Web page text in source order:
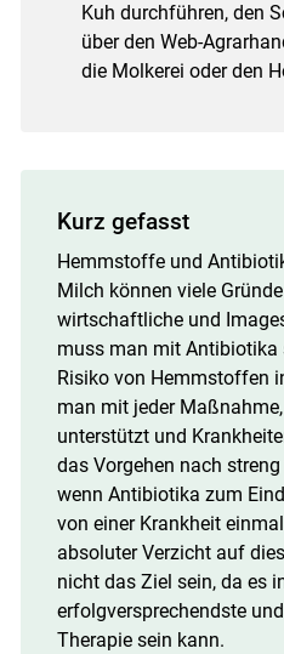
Kuh durchführen, den
über den Web-
die Molkerei oder den
Kurz gefasst
Hemmstoffe und
Milch können viele
wirtschaftliche und
muss man mit Antibiotika
Risiko von Hemmstoffen
man mit jeder
unterstützt und
das Vorgehen nach
wenn Antibiotika zum
von einer Krankheit
absoluter Verzicht auf
nicht das Ziel sein, da es
erfolgversprechendste
Therapie sein kann.